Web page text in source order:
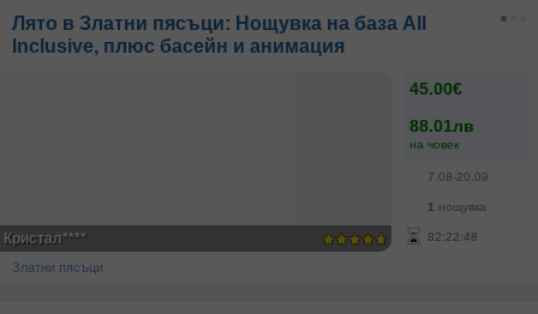
Лято в Златни пясъци: Нощувка на база All
Inclusive, плюс басейн и анимация
45.00€
88.01лв
на човек
7.08-20.09
1 нощувка
82:22:48
Кристал****
Златни пясъци